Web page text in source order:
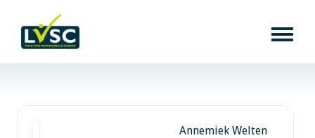
Annemiek Welten